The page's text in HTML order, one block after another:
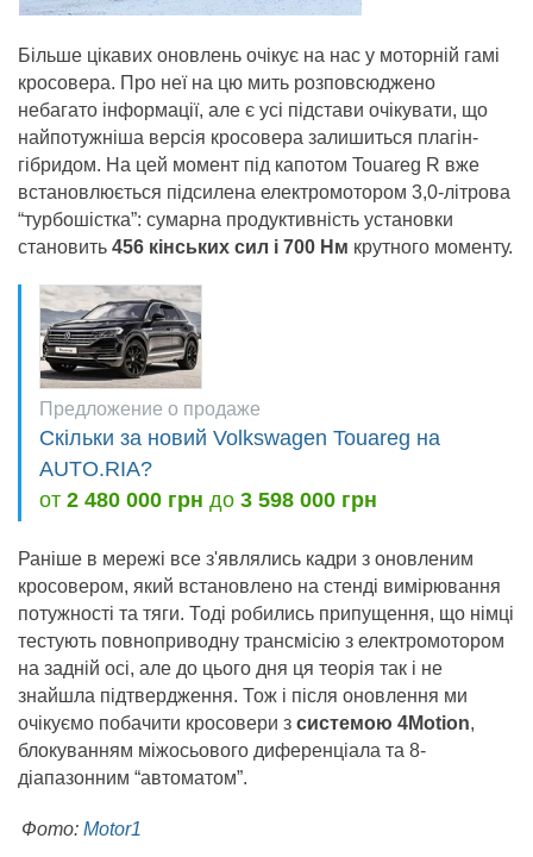
Більше цікавих оновлень очікує на нас у моторній гамі
кросовера. Про неї на цю мить розповсюджено
небагато інформації, але є усі підстави очікувати, що
найпотужніша версія кросовера залишиться плагін-
гібридом. На цей момент під капотом Touareg R вже
встановлюється підсилена електромотором 3,0-літрова
“турбошістка”: сумарна продуктивність установки
становить 456 кінських сил і 700 Нм крутного моменту.
Предложение о продаже
Скільки за новий Volkswagen Touareg на
AUTO.RIA?
от 2 480 000 грн до 3 598 000 грн
Раніше в мережі все з'являлись кадри з оновленим
кросовером, який встановлено на стенді вимірювання
потужності та тяги. Тоді робились припущення, що німці
тестують повноприводну трансмісію з електромотором
на задній осі, але до цього дня ця теорія так і не
знайшла підтвердження. Тож і після оновлення ми
очікуємо побачити кросовери з системою 4Motion,
блокуванням міжосьового диференціала та 8-
діапазонним “автоматом”.
Фото: Motor1